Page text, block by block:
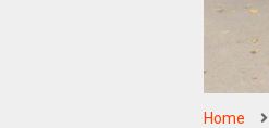
Home